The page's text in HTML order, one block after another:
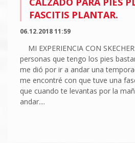
FASCITIS PLANTAR.
06.12.2018 11:59
MI EXPERIENCIA CON
personas que tengo los pies
me dió por ir a andar una
me encontré con que tuve una
que cuando te levantas por la
andar....